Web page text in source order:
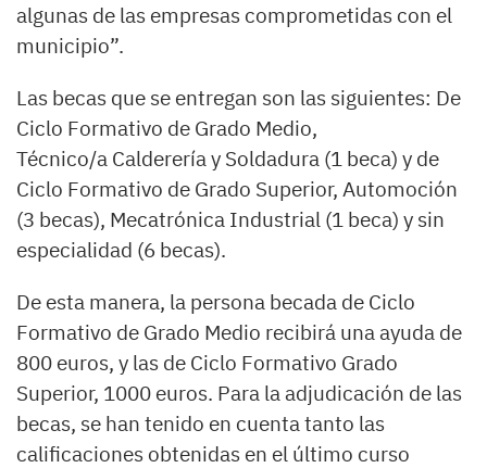
algunas de las empresas comprometidas con el
municipio”.
Las becas que se entregan son las siguientes: De
Ciclo Formativo de Grado Medio,
Técnico/a Calderería y Soldadura (1 beca) y de
Ciclo Formativo de Grado Superior, Automoción
(3 becas), Mecatrónica Industrial (1 beca) y sin
especialidad (6 becas).
De esta manera, la persona becada de Ciclo
Formativo de Grado Medio recibirá una ayuda de
800 euros, y las de Ciclo Formativo Grado
Superior, 1000 euros. Para la adjudicación de las
becas, se han tenido en cuenta tanto las
calificaciones obtenidas en el último curso